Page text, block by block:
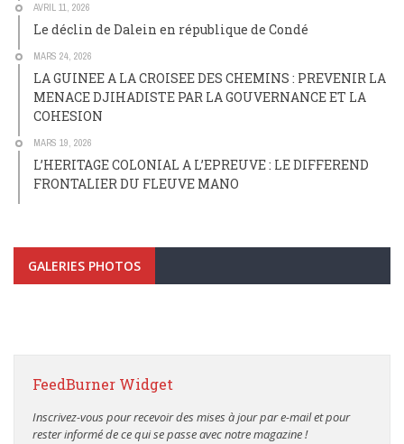
AVRIL 11, 2026
Le déclin de Dalein en république de Condé
MARS 24, 2026
LA GUINEE A LA CROISEE DES CHEMINS : PREVENIR LA
MENACE DJIHADISTE PAR LA GOUVERNANCE ET LA
COHESION
MARS 19, 2026
L’HERITAGE COLONIAL A L’EPREUVE : LE DIFFEREND
FRONTALIER DU FLEUVE MANO
GALERIES PHOTOS
FeedBurner Widget
Inscrivez-vous pour recevoir des mises à jour par e-mail et pour
rester informé de ce qui se passe avec notre magazine !